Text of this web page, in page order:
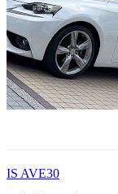
IS AVE30